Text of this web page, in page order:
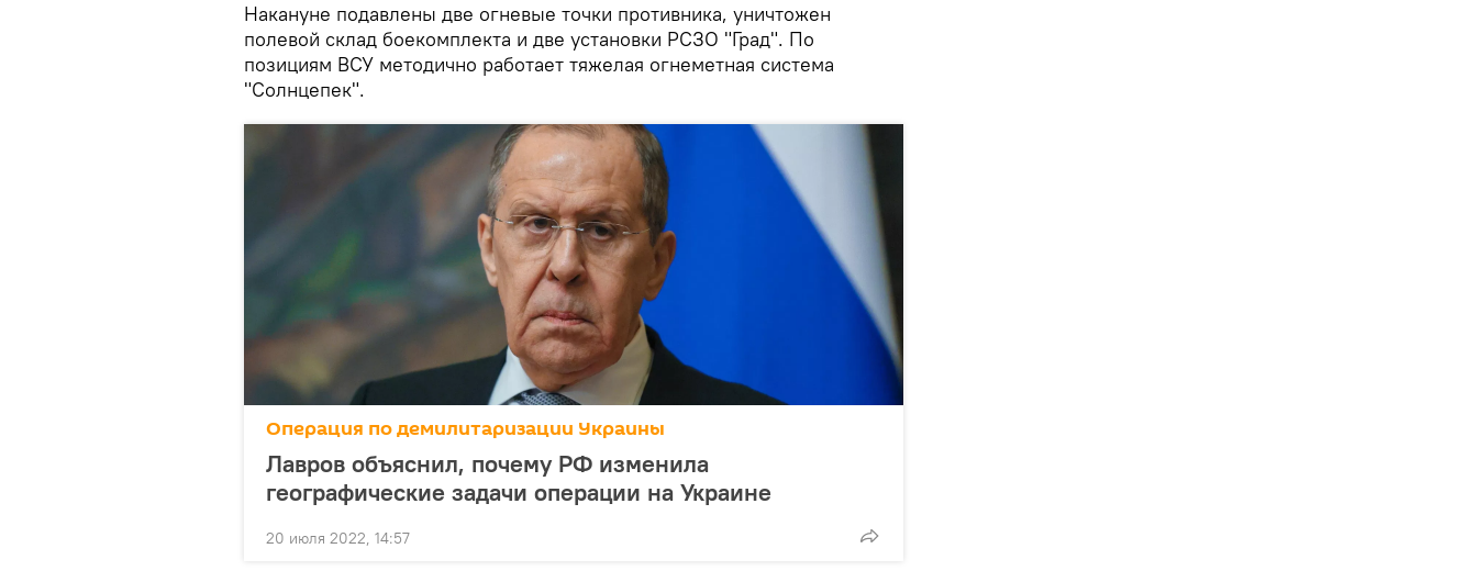
Накануне подавлены две огневые точки противника, уничтожен
полевой склад боекомплекта и две установки РСЗО "Град". По
позициям ВСУ методично работает тяжелая огнеметная система
"Солнцепек".
Операция по демилитаризации Украины
Лавров объяснил, почему РФ изменила
географические задачи операции на Украине
20 июля 2022, 14:57